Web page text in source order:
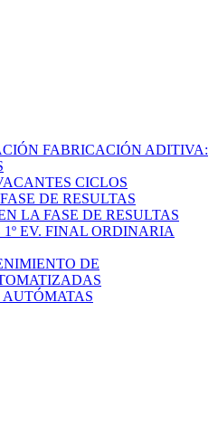
FABRICACIÓN ADITIVA:
CICLOS
DE RESULTAS
LA FASE DE RESULTAS
EV. FINAL ORDINARIA
DE